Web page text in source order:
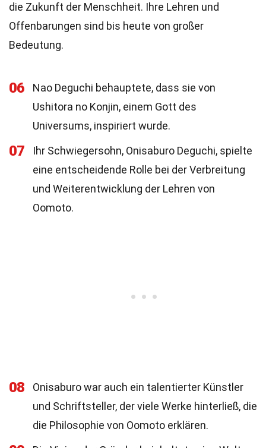
die Zukunft der Menschheit. Ihre Lehren und
Offenbarungen sind bis heute von großer
Bedeutung.
06
Nao Deguchi behauptete, dass sie von
Ushitora no Konjin, einem Gott des
Universums, inspiriert wurde.
07
Ihr Schwiegersohn, Onisaburo Deguchi, spielte
eine entscheidende Rolle bei der Verbreitung
und Weiterentwicklung der Lehren von
Oomoto.
08
Onisaburo war auch ein talentierter Künstler
und Schriftsteller, der viele Werke hinterließ, die
die Philosophie von Oomoto erklären.